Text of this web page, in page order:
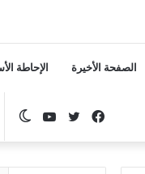
الصفحة الأخيرة الإحاطة
يوتيوبتويتر
فيسبوك